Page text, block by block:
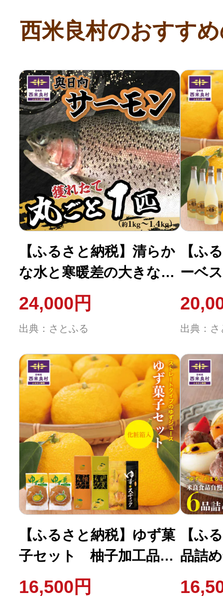
給与所得者版
副業・パラレルワーカー
個人事業主・フリーラン
個人事業・フリーランス
ふるさと納税の基礎知識
10秒ぴったり診断
自治体直営サイト特集
はじめるバイブルとは
よくあるご質問
問い合わせ
西米良村のおすす
【ふるさと納税】清らか
な水と寒暖差の大きな山
地の気候で大切に育てら
れた「奥日向サーモン」
魚 海鮮
24,000円
出典：さとふる
【ふ
ーベ
本
米良
出典：さ
【ふるさと納税】ゆず菓
子セット 柚子加工品
九州 宮崎 西米良村
16,500円
【ふ
品詰
西米